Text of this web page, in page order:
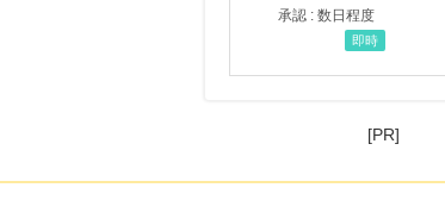
承認 : 数日程度
即時
[PR]